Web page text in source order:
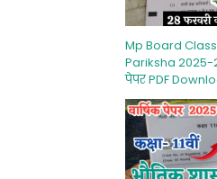
Mp Board
Pariksha 2025-26:
पेपर PDF